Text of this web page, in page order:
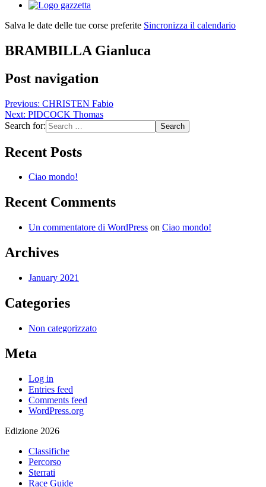
Salva le date delle tue corse preferite Sincronizza il calendario
BRAMBILLA Gianluca
Post navigation
Previous: CHRISTEN Fabio
Next: PIDCOCK Thomas
Search for:
Recent Posts
Ciao mondo!
Recent Comments
Un commentatore di WordPress on Ciao mondo!
Archives
January 2021
Categories
Non categorizzato
Meta
Log in
Entries feed
Comments feed
WordPress.org
Edizione 2026
Classifiche
Percorso
Sterrati
Race Guide